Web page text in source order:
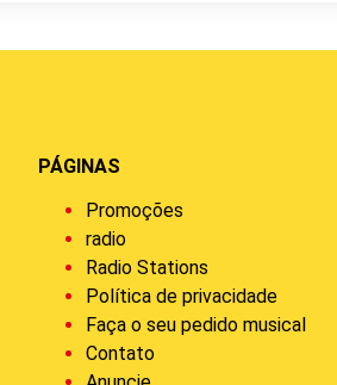
PÁGINAS
Promoções
radio
Radio Stations
Política de privacidade
Faça o seu pedido musical
Contato